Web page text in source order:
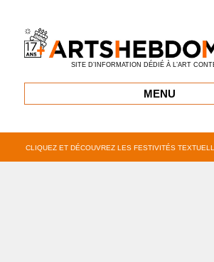
SITE D’INFORMATION DÉDIÉ À L’ART
MENU
CLIQUEZ ET DÉCOUVREZ LES FESTIVITÉS